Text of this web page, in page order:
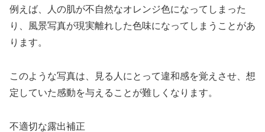
例えば、人の肌が不自然なオレンジ色になってしまった
り、風景写真が現実離れした色味になってしまうことがあ
ります。
このような写真は、見る人にとって違和感を覚えさせ、想
定していた感動を与えることが難しくなります。
不適切な露出補正